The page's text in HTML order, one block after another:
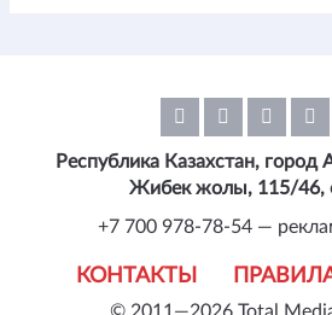
© 2011—2026 Total
КОНТАКТЫ
Республика Казахстан, город
Жибек жолы, 115/46,
+7 700 978-78-54 —